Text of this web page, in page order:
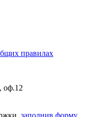
правилах
оф.12
заполнив форму